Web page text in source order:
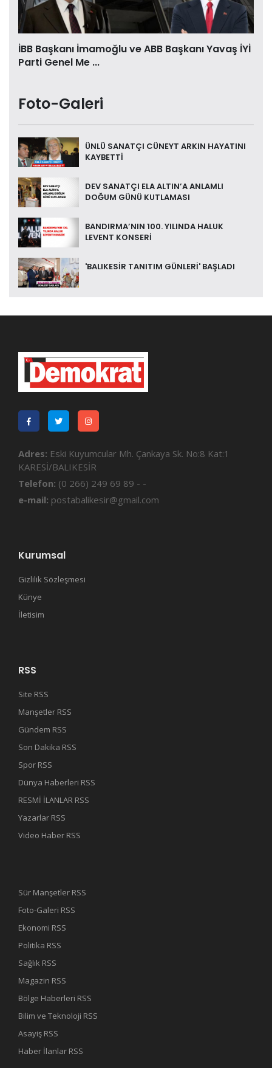
İBB Başkanı İmamoğlu ve ABB Başkanı Yavaş İYİ
Parti Genel Me ...
Foto-Galeri
ÜNLÜ SANATÇI CÜNEYT ARKIN HAYATINI
KAYBETTİ
DEV SANATÇI ELA ALTIN’A ANLAMLI
DOĞUM GÜNÜ KUTLAMASI
BANDIRMA’NIN 100. YILINDA HALUK
LEVENT KONSERİ
'BALIKESİR TANITIM GÜNLERİ' BAŞLADI
Adres: Eski Kuyumcular Mh. Çankaya Sk. No:8 Kat:1
KARESİ/BALIKESİR
Telefon: (0 266) 249 69 89 - -
e-mail: postabalikesir@gmail.com
Kurumsal
Gizlilik Sözleşmesi
Künye
İletisim
RSS
Site RSS
Manşetler RSS
Gündem RSS
Son Dakika RSS
Spor RSS
Dünya Haberleri RSS
RESMİ İLANLAR RSS
Yazarlar RSS
Video Haber RSS
Sür Manşetler RSS
Foto-Galeri RSS
Ekonomi RSS
Politika RSS
Sağlık RSS
Magazin RSS
Bölge Haberleri RSS
Bilim ve Teknoloji RSS
Asayiş RSS
Haber İlanlar RSS